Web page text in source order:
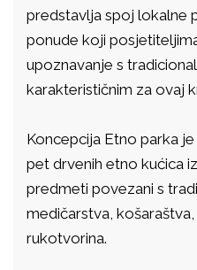
predstavlja spoj lokalne
ponude koji
upoznavanje s
karakterističnim za ovaj
Koncepcija Etno parka
pet drvenih etno kućica
predmeti povezani s
medičarstva,
rukotvorina.